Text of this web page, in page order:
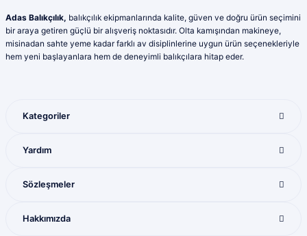
Adas Balıkçılık, balıkçılık ekipmanlarında kalite, güven ve doğru ürün seçimini
bir araya getiren güçlü bir alışveriş noktasıdır. Olta kamışından makineye,
misinadan sahte yeme kadar farklı av disiplinlerine uygun ürün seçenekleriyle
hem yeni başlayanlara hem de deneyimli balıkçılara hitap eder.
Kategoriler
Yardım
Sözleşmeler
Hakkımızda